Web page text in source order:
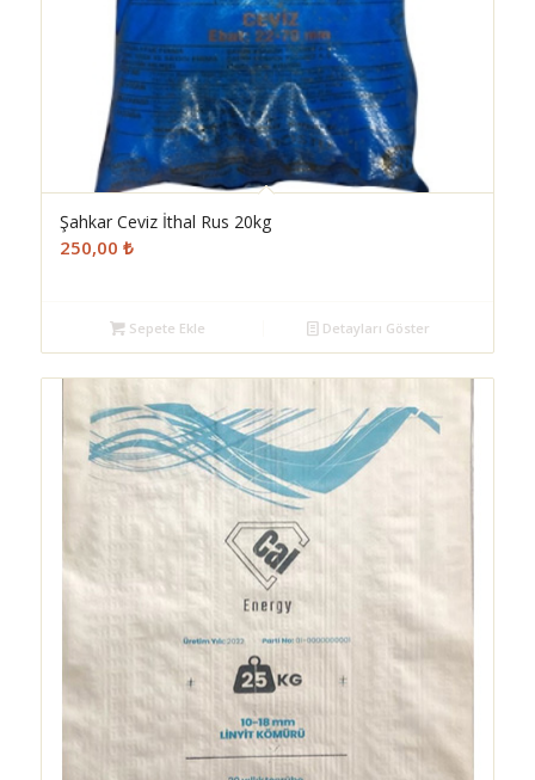
Şahkar Ceviz İthal Rus 20kg
250,00 ₺
Sepete Ekle Detayları Göster